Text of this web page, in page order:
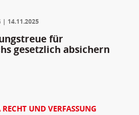
14.11.2025
für
gesetzlich absichern
UND VERFASSUNG